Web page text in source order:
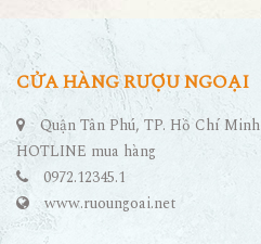
CỬA HÀNG RƯỢU NGOẠI
Quận Tân Phú, TP. Hồ Chí Minh
HOTLINE mua hàng
0972.12345.1
www.ruoungoai.net